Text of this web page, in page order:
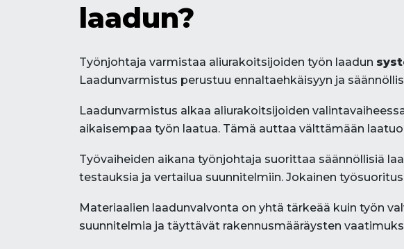
laadun?
Työnjohtaja varmistaa aliurakoitsijoiden työn laadun
Laadunvarmistus perustuu ennaltaehkäisyyn ja
Laadunvarmistus alkaa aliurakoitsijoiden
aikaisempaa työn laatua. Tämä auttaa välttämään
Työvaiheiden aikana työnjohtaja suorittaa säännöllisiä
testauksia ja vertailua suunnitelmiin. Jokainen
Materiaalien laadunvalvonta on yhtä tärkeää kuin työn
suunnitelmia ja täyttävät rakennusmääräysten